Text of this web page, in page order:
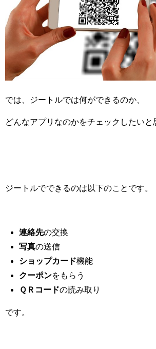
では、ジートルでは何ができるのか、
どんなアプリなのかをチェックしたいと
ジートルでできるのは以下のことです。
連絡先の交換
写真の送信
ショップカード機能
クーポンをもらう
ＱＲコードの読み取り
です。